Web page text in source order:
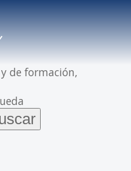
de formación,